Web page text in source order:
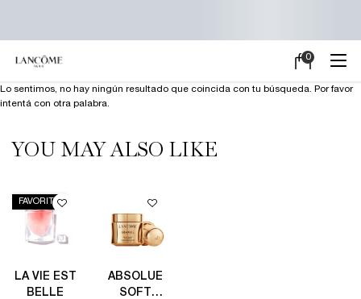
Mi
0
0 producto
Main content
Lo sentimos, no hay ningún resultado que coincida con tu búsqueda. Por favor
intentá con otra palabra.
YOU MAY ALSO LIKE
FAVORITO
LA VIE EST
BELLE
ABSOLUE
SOFT